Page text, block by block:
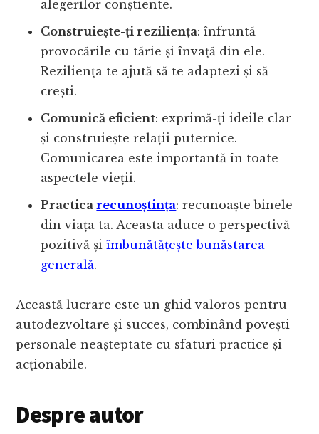
alegerilor conștiente.
Construiește-ți reziliența: înfruntă
provocările cu tărie și învață din ele.
Reziliența te ajută să te adaptezi și să
crești.
Comunică eficient: exprimă-ți ideile clar
și construiește relații puternice.
Comunicarea este importantă în toate
aspectele vieții.
Practicarecunoștința: recunoaște binele
din viața ta. Aceasta aduce o perspectivă
pozitivă șiîmbunătățește bunăstarea
generală.
Această lucrare este un ghid valoros pentru
autodezvoltare și succes, combinând povești
personale neașteptate cu sfaturi practice și
acționabile.
Despre autor